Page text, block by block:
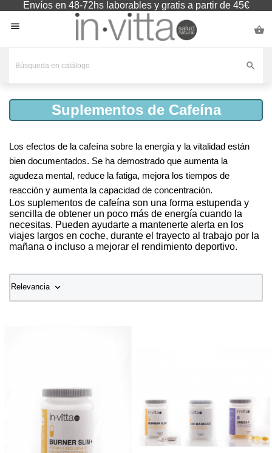
Envíos en 48-72hs laborables y gratis a partir de 45€
 

Suplementos de Cafeína
Los efectos de la cafeína sobre la energía y la vitalidad están
bien documentados. Se ha demostrado que aumenta la
agudeza mental, reduce la fatiga, mejora los tiempos de
reacción y aumenta la capacidad de concentración.
Los suplementos de cafeína son una forma estupenda y
sencilla de obtener un poco más de energía cuando la
necesitas. Pueden ayudarte a mantenerte alerta en los
viajes largos en coche, durante el trayecto al trabajo por la
mañana o incluso a mejorar el rendimiento deportivo.
Relevancia 